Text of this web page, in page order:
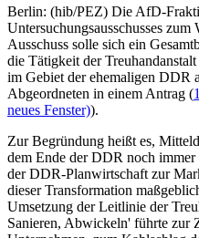
Berlin: (hib/PEZ) Die AfD-
Untersuchungsausschusses
Ausschuss solle sich ein
die Tätigkeit der
im Gebiet der ehemaligen DDR
Abgeordneten in einem Antrag (
neues Fenster)).
Zur Begründung heißt es,
dem Ende der DDR noch
der DDR-Planwirtschaft zur
dieser Transformation
Umsetzung der Leitlinie der
Sanieren, Abwickeln' führte zur